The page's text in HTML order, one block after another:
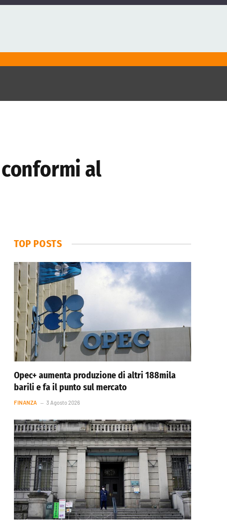
al
TOP POSTS
Opec+ aumenta produzione di altri 188mila
barili e fa il punto sul mercato
FINANZA 3 Agosto 2026